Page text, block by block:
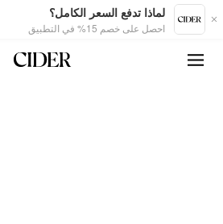
لماذا تدفع السعر الكامل؟
احصل على خصم 15% في التطبيق